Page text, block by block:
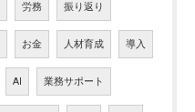
労務 振り返り
お金 人材育成 導入
AI 業務サポート